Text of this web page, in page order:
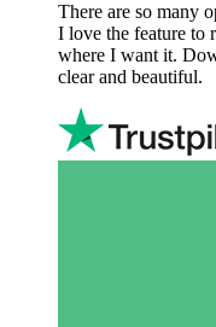
There are so many
I love the feature to
where I want it.
clear and beautiful.